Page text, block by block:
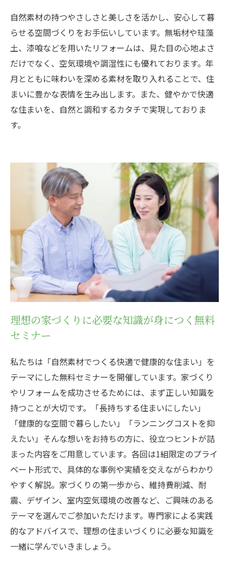
自然素材の持つやさしさと美しさを活かし、安心して暮
らせる空間づくりをお手伝いしています。無垢材や珪藻
土、漆喰などを用いたリフォームは、見た目の心地よさ
だけでなく、空気環境や調湿性にも優れております。年
月とともに味わいを深める素材を取り入れることで、住
まいに豊かな表情を生み出します。また、健やかで快適
な住まいを、自然と調和するカタチで実現しておりま
す。
理想の家づくりに必要な知識が身につく無料
セミナー
私たちは「自然素材でつくる快適で健康的な住まい」を
テーマにした無料セミナーを開催しています。家づくり
やリフォームを成功させるためには、まず正しい知識を
持つことが大切です。「長持ちする住まいにしたい」
「健康的な空間で暮らしたい」「ランニングコストを抑
えたい」そんな想いをお持ちの方に、役立つヒントが詰
まった内容をご用意しています。各回は1組限定のプライ
ベート形式で、具体的な事例や実績を交えながらわかり
やすく解説。家づくりの第一歩から、維持費削減、耐
震、デザイン、室内空気環境の改善など、ご興味のある
テーマを選んでご参加いただけます。専門家による実践
的なアドバイスで、理想の住まいづくりに必要な知識を
一緒に学んでいきましょう。